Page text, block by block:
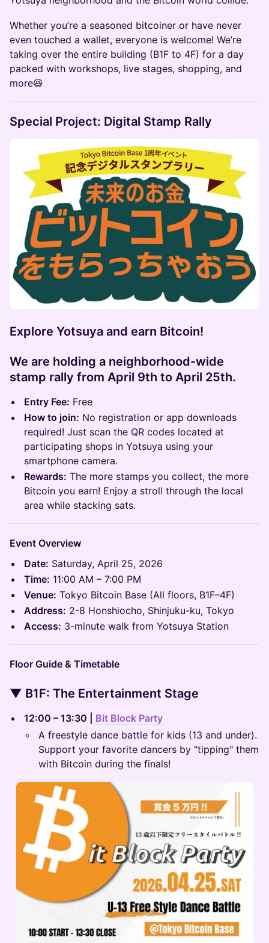
Whether you’re a seasoned bitcoiner or have never
even touched a wallet, everyone is welcome! We’re
taking over the entire building (B1F to 4F) for a day
packed with workshops, live stages, shopping, and
more😆
Special Project: Digital Stamp Rally
Explore Yotsuya and earn Bitcoin!
We are holding a neighborhood-wide
stamp rally from April 9th to April 25th.
Entry Fee: Free
How to join: No registration or app downloads
required! Just scan the QR codes located at
participating shops in Yotsuya using your
smartphone camera.
Rewards: The more stamps you collect, the more
Bitcoin you earn! Enjoy a stroll through the local
area while stacking sats.
Event Overview
Date: Saturday, April 25, 2026
Time: 11:00 AM – 7:00 PM
Venue: Tokyo Bitcoin Base (All floors, B1F–4F)
Address: 2-8 Honshiocho, Shinjuku-ku, Tokyo
Access: 3-minute walk from Yotsuya Station
Floor Guide & Timetable
▼ B1F: The Entertainment Stage
12:00 – 13:30 |
Bit Block Party
A freestyle dance battle for kids (13 and under).
Support your favorite dancers by "tipping" them
with Bitcoin during the finals!